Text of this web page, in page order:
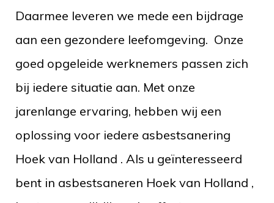
Daarmee leveren we mede een bijdrage
aan een gezondere leefomgeving. Onze
goed opgeleide werknemers passen zich
bij iedere situatie aan. Met onze
jarenlange ervaring, hebben wij een
oplossing voor iedere asbestsanering
Hoek van Holland . Als u geïnteresseerd
bent in asbestsaneren Hoek van Holland ,